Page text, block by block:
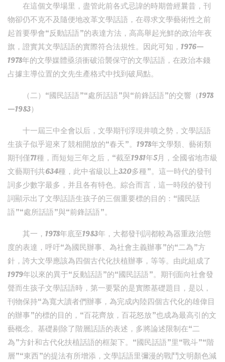
在這個文學場里，盡管此前各式忌諱的時期曾經曩昔，刊
物卻仍不克不及隨便地改革文學話語，在尋求文學藝術性之前
起首要學會“反動話語”的表達方法，高高舉起光鮮的政治年夜
旗，證實其文學話語的實際符合法規性。因此可知，1976—
1978年的文學媒體亟須衝破沿襲保守的文學話語，在政治本錢
占據主導位置的文先生產格式中找到破局點。
（二）“國民話語”“處所話語”與“前鋒話語”的交響（1978
—1983）
十一屆三中全會以后，文學期刊浮現井噴之勢，文學話語
生孩子似乎迎來了競相開放的“春天”。1978年文學類、藝術類
期刊僅71種，而短短三年之后，“截至1981年5月，全國省地市級
文藝期刊共634種，此中省級以上320多種”。這一時代的發刊
詞多少數字最多，并且各有特色。綜合而言，這一時段的發刊
詞顯示出了文學話語生孩子的三個重要標的目的：“國民話
語”“處所話語”與“前鋒話語”。
其一，1978年底至1983年，大都發刊詞都較為器重政治態
度的表達，呼吁“為國民辦事、為社會主義辦事”的“二為”方
針，誇大文學應該為四個古代化扶植辦事，等等。由此組成了
1979年以來的異于“反動話語”的“國民話語”。期刊面向社會發
聲而生孩子文學話語時，第一要緊的是實際基礎題目，是以，
刊物保持“為寬大讀者們辦事，為完成內陸四個古代化的雄偉目
的辦事”的標的目的，“百花齊放，百花怒放”也成為最高引的文
藝概念。基礎剔除了階層話語的表述，多將論述限制在“二
為”方針和古代化扶植話語的框架下。“國民話語”里“戰斗”“階
層”“東西”的提法有所增添，文學話語里彌漫的戰鬥文明顏色減